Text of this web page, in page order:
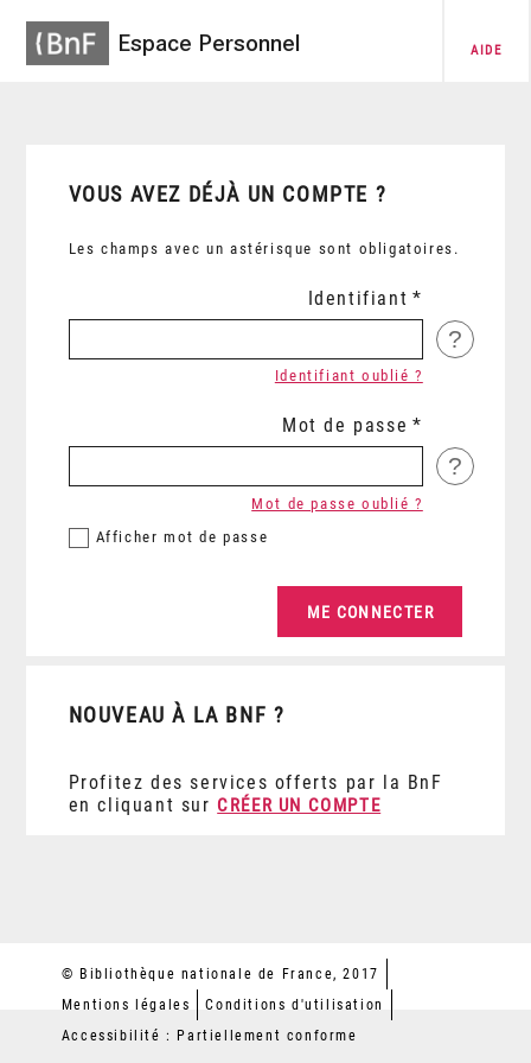
Espace Personnel AIDE
VOUS AVEZ DÉJÀ UN COMPTE ?
Les champs avec un astérisque sont obligatoires.
Identifiant
?
Identifiant oublié ?
Mot de passe
?
Afficher mot de passe
Mot de passe oublié ?
NOUVEAU À LA BNF ?
Profitez des services offerts par la BnF
en cliquant sur CRÉER UN COMPTE
© Bibliothèque nationale de France, 2017
Mentions légales
Conditions d'utilisation
Accessibilité : Partiellement conforme